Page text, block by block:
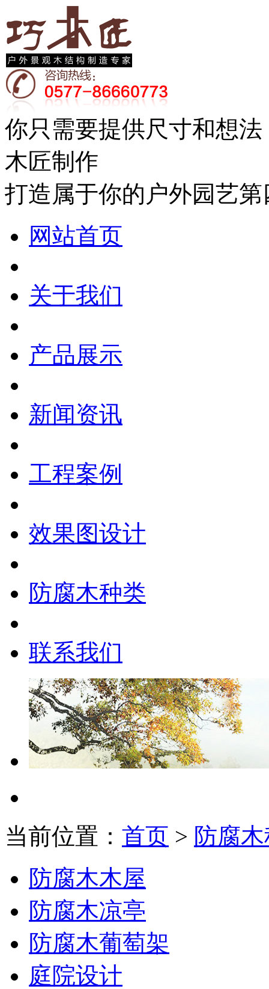
你只需要提供尺寸和想
木匠制作
打造属于你的户外园艺
网站首页
关于我们
产品展示
新闻资讯
工程案例
效果图设计
防腐木种类
联系我们
当前位置： 首页 > 防腐
防腐木木屋
防腐木凉亭
防腐木葡萄架
庭院设计